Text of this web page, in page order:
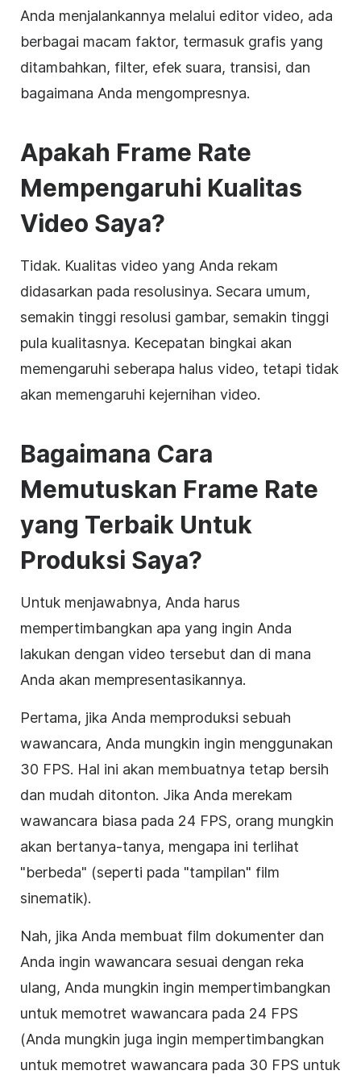
Anda menjalankannya melalui editor video, ada
berbagai macam faktor, termasuk grafis yang
ditambahkan, filter, efek suara, transisi, dan
bagaimana Anda mengompresnya.
Apakah Frame Rate
Mempengaruhi Kualitas
Video Saya?
Tidak. Kualitas video yang Anda rekam
didasarkan pada resolusinya. Secara umum,
semakin tinggi resolusi gambar, semakin tinggi
pula kualitasnya. Kecepatan bingkai akan
memengaruhi seberapa halus video, tetapi tidak
akan memengaruhi kejernihan video.
Bagaimana Cara
Memutuskan Frame Rate
yang Terbaik Untuk
Produksi Saya?
Untuk menjawabnya, Anda harus
mempertimbangkan apa yang ingin Anda
lakukan dengan video tersebut dan di mana
Anda akan mempresentasikannya.
Pertama, jika Anda memproduksi sebuah
wawancara, Anda mungkin ingin menggunakan
30 FPS. Hal ini akan membuatnya tetap bersih
dan mudah ditonton. Jika Anda merekam
wawancara biasa pada 24 FPS, orang mungkin
akan bertanya-tanya, mengapa ini terlihat
"berbeda" (seperti pada "tampilan" film
sinematik).
Nah, jika Anda membuat film dokumenter dan
Anda ingin wawancara sesuai dengan reka
ulang, Anda mungkin ingin mempertimbangkan
untuk memotret wawancara pada 24 FPS
(Anda mungkin juga ingin mempertimbangkan
untuk memotret wawancara pada 30 FPS untuk